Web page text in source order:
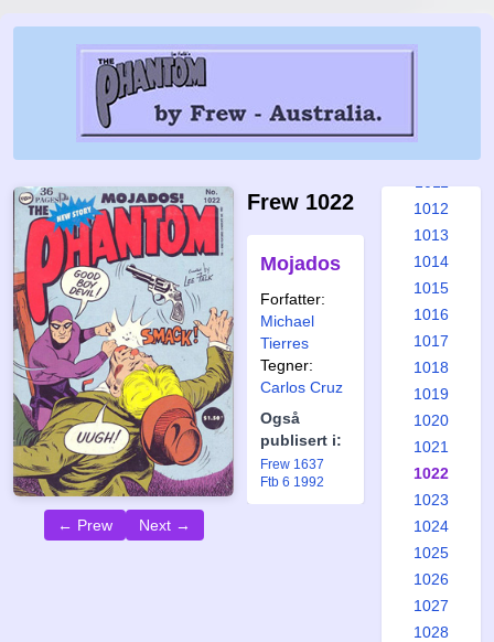
← Prew Next →
Frew 1022
Mojados
Forfatter:
Michael
Tierres
Tegner:
Carlos Cruz
Også
publisert i:
Frew 1637
Ftb 6 1992
1005
1006
1012
1013
1014
1015
1016
1017
1018
1019
1020
1021
1022
1023
1024
1025
1026
1027
1028